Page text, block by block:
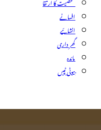
افسانے
انشائیے
گھر داری
مائدہ
بیوٹی ٹپس